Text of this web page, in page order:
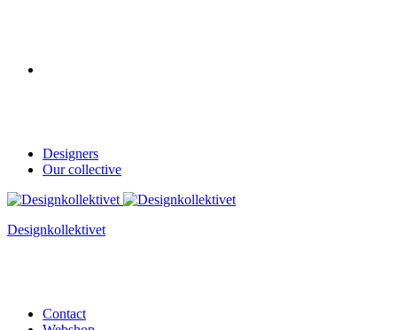
Designers
Our collective
Designkollektivet
Contact